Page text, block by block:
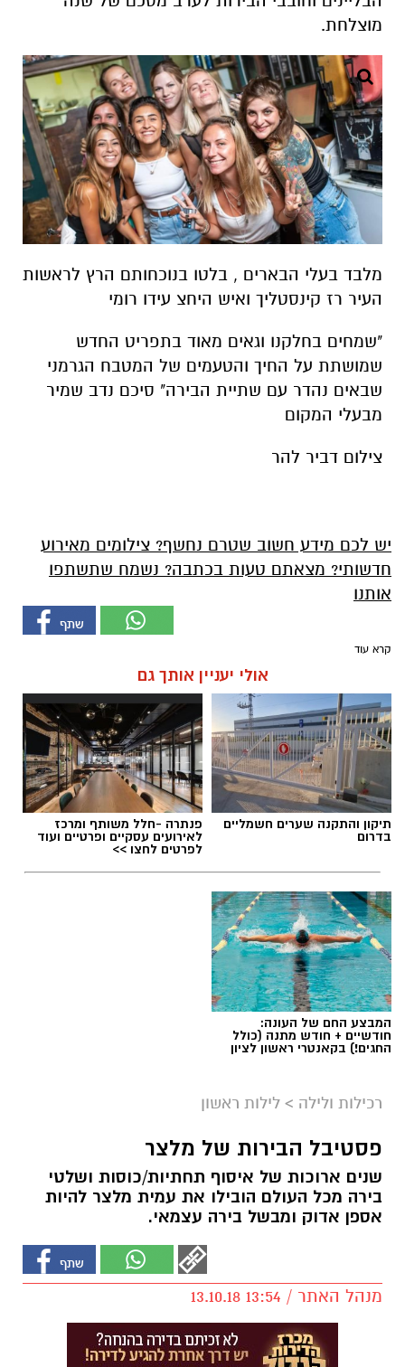
מוצלחת.
מלבד בעלי הבארים , בלטו בנוכחותם הרץ לראשות
העיר רז קינסטליך ואיש היחצ עידו רומי
"שמחים בחלקנו וגאים מאוד בתפריט החדש
שמושתת על החיך והטעמים של המטבח הגרמני
שבאים נהדר עם שתיית הבירה" סיכם נדב שמיר
מבעלי המקום
צילום דביר להר
יש לכם מידע חשוב שטרם נחשף? צילומים מאירוע
חדשותי? מצאתם טעות בכתבה? נשמח שתשתפו
אותנו
קרא עוד
אולי יעניין אותך גם
תיקון והתקנה שערים חשמליים
בדרום
פנתרה -חלל משותף ומרכז
לאירועים עסקיים ופרטיים ועוד
לפרטים לחצו >>
המבצע החם של העונה:
חודשיים + חודש מתנה (כולל
החגים!) בקאנטרי ראשון לציון
רכילות ולילה > לילות ראשון
פסטיבל הבירות של מלצר
שנים ארוכות של איסוף תחתיות/כוסות ושלטי
בירה מכל העולם הובילו את עמית מלצר להיות
אספן אדוק ומבשל בירה עצמאי.
מנהל האתר / 13:54 13.10.18